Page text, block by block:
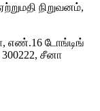
எண்.16 டோங்டிங்
சீனா